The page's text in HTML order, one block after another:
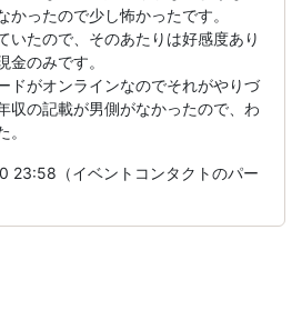
かったので少し怖かったです。
いたので、そのあたりは好感度あり
金のみです。
ドがオンラインなのでそれがやりづ
収の記載が男側がなかったので、わ
23:58（イベントコンタクトのパー